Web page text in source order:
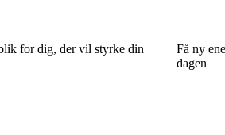
for dig, der vil styrke din
Få ny
dagen